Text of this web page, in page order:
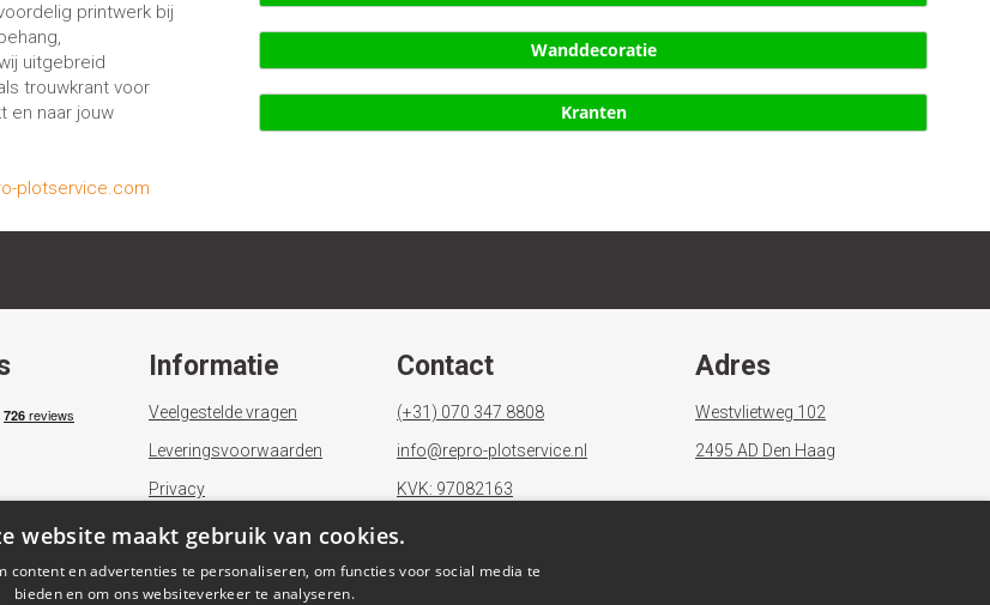
printwerk bij
uitgebreid
trouwkrant voor
en naar jouw
plotservice.com
Wanddecoratie
Kranten
Informatie
Veelgestelde vragen
Leveringsvoorwaarden
Privacy
Retourbeleid
Klachtenregeling
Contact
(+31) 070 347 8808
info@repro-plotservice.nl
KVK: 97082163
IBAN: NL08 RABO 0119 2112 62
Adres
Westvlietweg 102
2495 AD Den Haag
website maakt gebruik van cookies.
content en advertenties te personaliseren, om functies voor social media te
bieden en om ons websiteverkeer te analyseren.